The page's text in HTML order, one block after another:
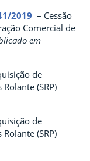
2019 – Cessão
Comercial de
em
de
(SRP)
de
(SRP)